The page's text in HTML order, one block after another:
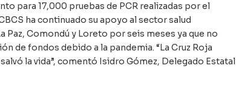
para 17,000 pruebas de PCR realizadas por el
ha continuado su apoyo al sector salud
Paz, Comondú y Loreto por seis meses ya que no
de fondos debido a la pandemia. “La Cruz Roja
la vida”, comentó Isidro Gómez, Delegado Estatal